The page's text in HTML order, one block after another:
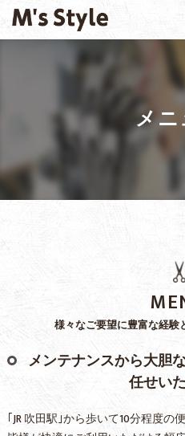
メ
様々なご要望に豊富な経
メンテナンスから大胆
任せい
｢JR 吹田駅｣から歩いて10分程度